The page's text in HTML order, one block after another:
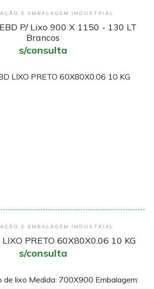
Encomendar
E EMBALAGEM INDUSTRIAL
P/ Lixo 900 X 1150 - 130 LT
Brancos
s/consulta
Encomendar
E EMBALAGEM INDUSTRIAL
LIXO PRETO 60X80X0.06 10 KG
s/consulta